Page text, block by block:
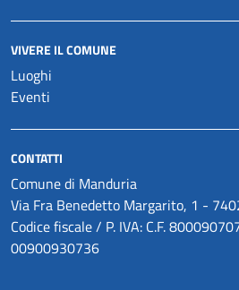
VIVERE IL COMUNE
Luoghi
Eventi
CONTATTI
Comune di Manduria
Via Fra Benedetto Margarito, 1 -
Codice fiscale / P. IVA: C.F.
00900930736